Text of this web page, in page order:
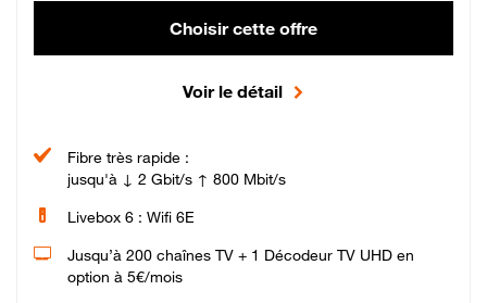
Choisir cette offre
Voir le détail
Fibre très rapide :
jusqu'à ↓ 2 Gbit/s ↑ 800 Mbit/s
Livebox 6 : Wifi 6E
Jusqu’à 200 chaînes TV + 1 Décodeur TV UHD en
option à 5€/mois